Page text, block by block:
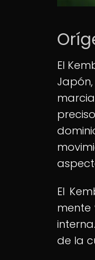
El
El
mente
de la